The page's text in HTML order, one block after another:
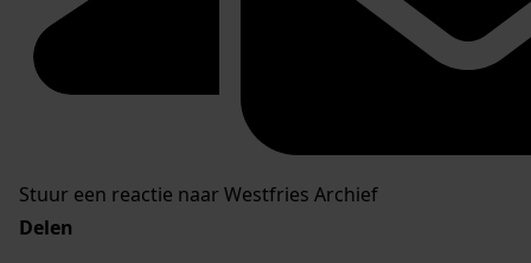
Stuur een reactie naar Westfries Archief
Delen